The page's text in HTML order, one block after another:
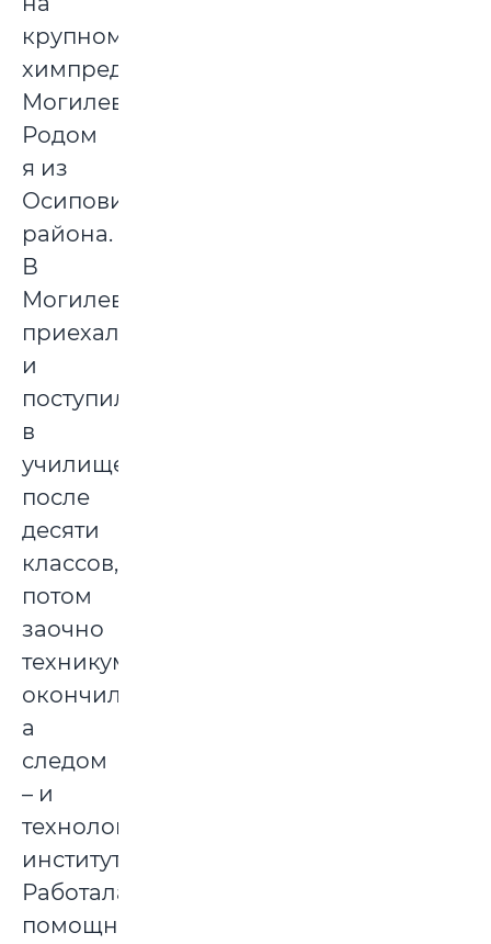
крупном
химпредприятии
Могилева.
Родом
я из
Осиповичского
района.
В
Могилев
приехала
и
поступила
в
училище
после
десяти
классов,
потом
заочно
техникум
окончила,
а
следом
– и
технологический
институт.
Работала
помощником